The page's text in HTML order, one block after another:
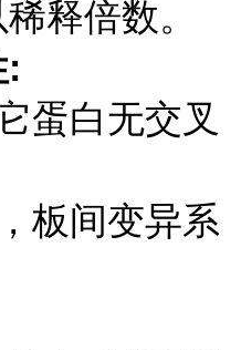
释倍数。
:
蛋白无交叉
板间变异系